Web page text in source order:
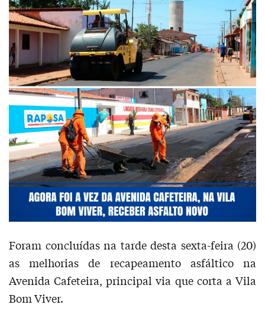
Foram concluídas na tarde desta sexta-feira (20)
as melhorias de recapeamento asfáltico na
Avenida Cafeteira, principal via que corta a Vila
Bom Viver.